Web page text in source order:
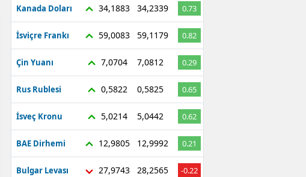
Kanada Doları 34,1883 34,2339 0.73
İsviçre Frankı 59,0083 59,1179 0.82
Çin Yuanı 7,0704 7,0812 0.29
Rus Rublesi 0,5822 0,5825 0.65
İsveç Kronu 5,0214 5,0442 0.62
BAE Dirhemi 12,9805 12,9992 0.21
Bulgar Levası 27,9743 28,2565 -0.22